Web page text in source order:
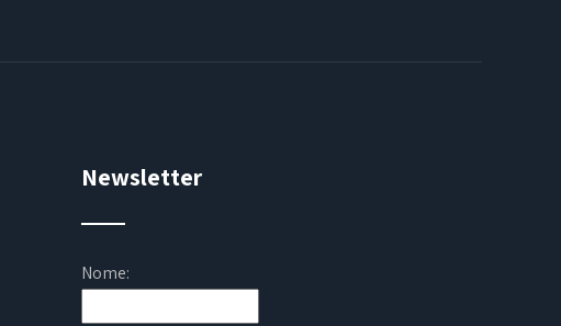
Newsletter
Nome: